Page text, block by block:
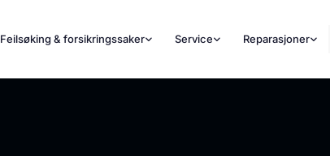
Feilsøking & forsikringssaker Service Reparasjoner